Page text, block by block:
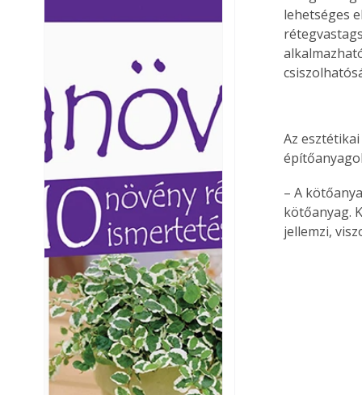
Ezermester
Laptapir kényelmes
mert: – t
lehetséges
Az
– A
kötőanyag.
jellemzi,